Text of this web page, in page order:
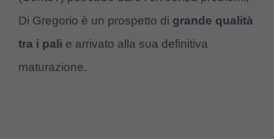
Di Gregorio è un prospetto di grande qualità
tra i pali e arrivato alla sua definitiva
maturazione.